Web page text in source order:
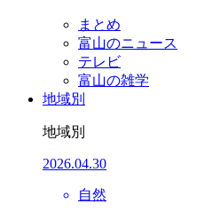
まとめ
富山のニュース
テレビ
富山の雑学
地域別
地域別
2026.04.30
自然